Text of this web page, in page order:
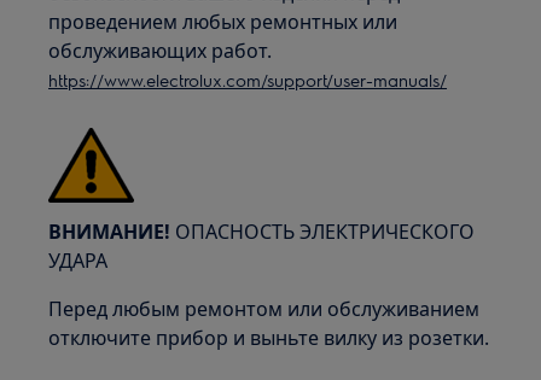
проведением любых ремонтных или
обслуживающих работ.
https://www.electrolux.com/support/user-manuals/
ВНИМАНИЕ! ОПАСНОСТЬ ЭЛЕКТРИЧЕСКОГО
УДАРА
Перед любым ремонтом или обслуживанием
отключите прибор и выньте вилку из розетки.